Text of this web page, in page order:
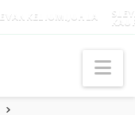
EVANKELIUMIJUHLA